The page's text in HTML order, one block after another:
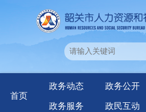
首页
政务动态 政务公开
政务服务 政民互动